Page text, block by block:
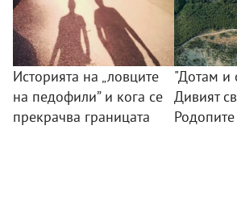
Историята на „ловците
на педофили” и кога се
прекрачва границата
"Дотам и
Дивият
Родопите